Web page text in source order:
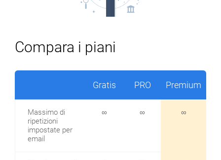
Compara i piani
Gratis PRO Premium
Massimo di
ripetizioni
impostate per
email
∞ ∞ ∞